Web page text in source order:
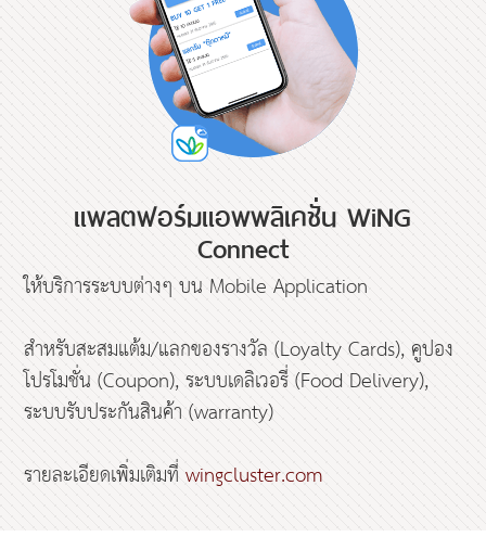
แพลตฟอร์มแอพพลิเคชั่น WiNG
Connect
ให้บริการระบบต่างๆ บน Mobile Application
สำหรับสะสมแต้ม/แลกของรางวัล (Loyalty Cards), คูปอง
โปรโมชั่น (Coupon), ระบบเดลิเวอรี่ (Food Delivery),
ระบบรับประกันสินค้า (warranty)
รายละเอียดเพิ่มเติมที่wingcluster.com